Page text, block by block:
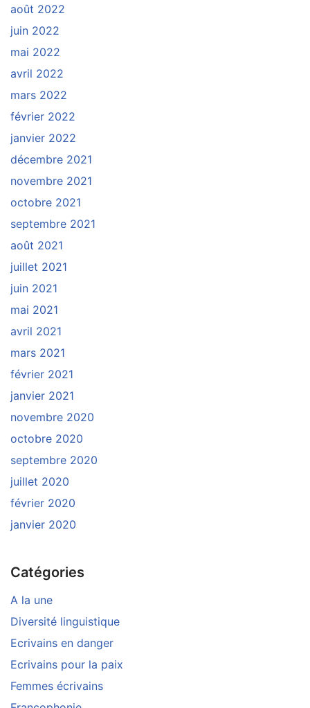
août 2022
juin 2022
mai 2022
avril 2022
mars 2022
février 2022
janvier 2022
décembre 2021
novembre 2021
octobre 2021
septembre 2021
août 2021
juillet 2021
juin 2021
mai 2021
avril 2021
mars 2021
février 2021
janvier 2021
novembre 2020
octobre 2020
septembre 2020
juillet 2020
février 2020
janvier 2020
Catégories
A la une
Diversité linguistique
Ecrivains en danger
Ecrivains pour la paix
Femmes écrivains